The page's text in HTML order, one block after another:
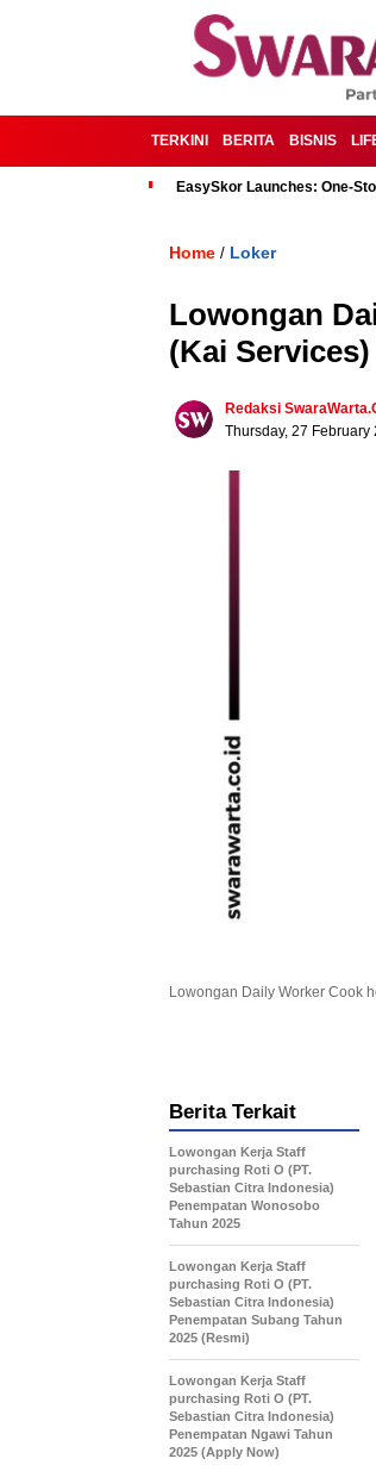
TERKINI BERITA BISNIS
EasySkor Launches: One-
Home / Loker
Lowongan
(Kai
Redaksi
Thursday, 27 February
Lowongan Daily Worker Cook
Berita Terkait
Lowongan Kerja Staff
purchasing Roti O (PT.
Sebastian Citra Indonesia)
Penempatan Wonosobo
Tahun 2025
Lowongan Kerja Staff
purchasing Roti O (PT.
Sebastian Citra Indonesia)
Penempatan Subang Tahun
2025 (Resmi)
Lowongan Kerja Staff
purchasing Roti O (PT.
Sebastian Citra Indonesia)
Penempatan Ngawi Tahun
2025 (Apply Now)